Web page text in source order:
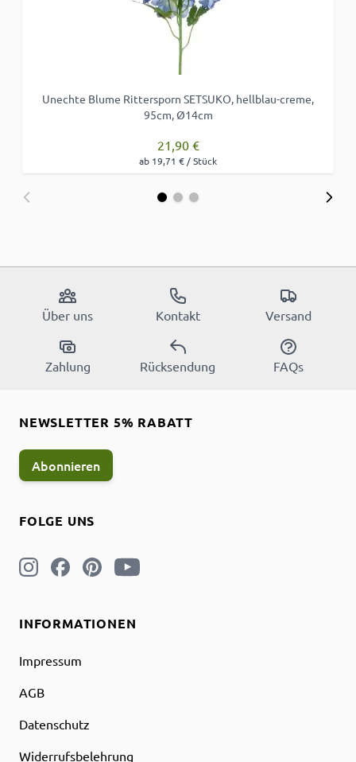
Unechte Blume Rittersporn SETSUKO, hellblau-creme,
95cm, Ø14cm
21,90 €
ab 19,71 € / Stück
Über uns Kontakt Versand
Zahlung Rücksendung FAQs
INFORMATIONEN
Impressum
AGB
Datenschutz
Widerrufsbelehrung
FOLGE UNS
NEWSLETTER 5% RABATT
Abonnieren